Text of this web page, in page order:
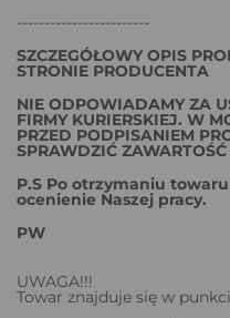
------------------------
SZCZEGÓŁOWY OPIS
STRONIE PRODUCENTA
NIE ODPOWIADAMY ZA
FIRMY KURIERSKIEJ. W
PRZED PODPISANIEM
SPRAWDZIĆ
P.S Po otrzymaniu
ocenienie Naszej pracy.
PW
UWAGA!!!
Towar znajduje się w